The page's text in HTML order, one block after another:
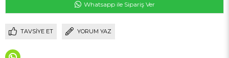
Whatsapp ile Sipariş Ver
TAVSIYE ET YORUM YAZ